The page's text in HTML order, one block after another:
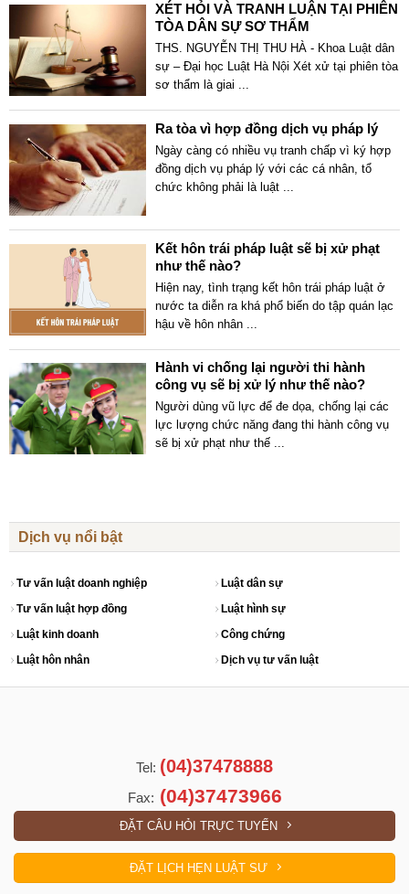
XÉT HỎI VÀ TRANH LUẬN TẠI PHIÊN
TÒA DÂN SỰ SƠ THẨM
THS. NGUYỄN THỊ THU HÀ - Khoa Luật dân
sự – Đại học Luật Hà Nội Xét xử tại phiên tòa
sơ thẩm là giai ...
Ra tòa vì hợp đồng dịch vụ pháp lý
Ngày càng có nhiều vụ tranh chấp vì ký hợp
đồng dịch vụ pháp lý với các cá nhân, tổ
chức không phải là luật
Kết hôn trái pháp luật sẽ bị xử phạt
như thế nào?
Hiện nay, tình trạng kết hôn trái pháp luật ở
nước ta diễn ra khá phổ biến do tập quán lạc
hậu về hôn nhân
Hành vi chống lại người thi hành
công vụ sẽ bị xử lý như thế nào?
Người dùng vũ lực để đe dọa, chống lại các
lực lượng chức năng đang thi hành công vụ
sẽ bị xử phạt như thế ...
Dịch vụ nổi bật
Tư vấn luật doanh nghiệp
Tư vấn luật hợp đồng
Luật dân sự
Luật hình sự
Luật kinh doanh
Luật hôn nhân
Công chứng
Dịch vụ tư vấn luật
Tel: (04)37478888
Fax: (04)37473966
ĐẶT CÂU HỎI TRỰC TUYẾN
ĐẶT LỊCH HẸN LUẬT SƯ